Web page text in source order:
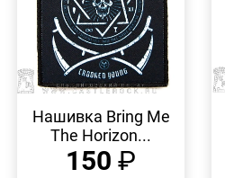
ПРОСМОТР
Нашивка Bring Me
The Horizon...
150 ₽